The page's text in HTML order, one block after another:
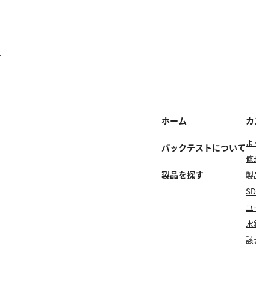
ホーム
パックテストについて
製品を探す
よ
修
製
ユ
水
該